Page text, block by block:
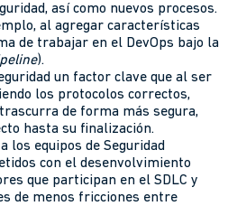
así como nuevos procesos.
al agregar características
de trabajar en el DevOps bajo la
).
un factor clave que al ser
los protocolos correctos,
de forma más segura,
hasta su finalización.
los equipos de Seguridad
con el desenvolvimiento
que participan en el SDLC y
de menos fricciones entre